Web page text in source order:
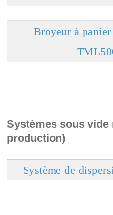
Broyeur à
Systèmes sous
production)
Système de